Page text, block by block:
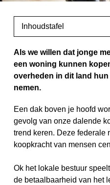
Inhoudstafel
Als we willen dat jonge
een woning kunnen
overheden in dit land
nemen.
Een dak boven je hoofd
gevolg van onze dalende
trend keren. Deze federale
koopkracht van mensen
Ok het lokale bestuur
de betaalbaarheid van het